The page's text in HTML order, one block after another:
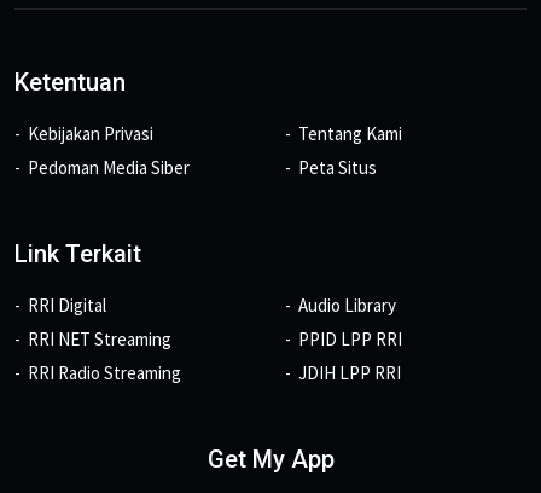
Ketentuan
Kebijakan Privasi
Pedoman Media Siber
Tentang Kami
Peta Situs
Link Terkait
RRI Digital
RRI NET Streaming
RRI Radio Streaming
Audio Library
PPID LPP RRI
JDIH LPP RRI
Get My App